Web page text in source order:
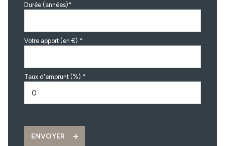
Durée (années)*
Votre apport (en €) *
Taux d'emprunt (%) *
ENVOYER